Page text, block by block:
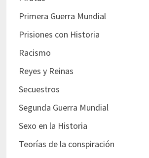
Primera Guerra Mundial
Prisiones con Historia
Racismo
Reyes y Reinas
Secuestros
Segunda Guerra Mundial
Sexo en la Historia
Teorías de la conspiración